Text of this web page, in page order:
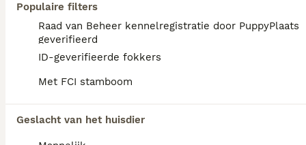
Populaire filters
Raad van Beheer kennelregistratie door PuppyPlaats
geverifieerd
ID-geverifieerde fokkers
Met FCI stamboom
Geslacht van het huisdier
FAQ's
Waarom heeft mijn puppy
grote poten?
Grote poten bij een pup duiden doorgaans